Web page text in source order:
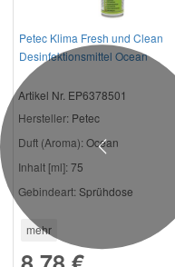
Petec Klima Fresh und Clean
Desinfektionsmittel Ocean
Artikel Nr. EP6378501
Hersteller: Petec
Duft (Aroma): Ocean
Inhalt [ml]: 75
Gebindeart: Sprühdose
mehr
Previous